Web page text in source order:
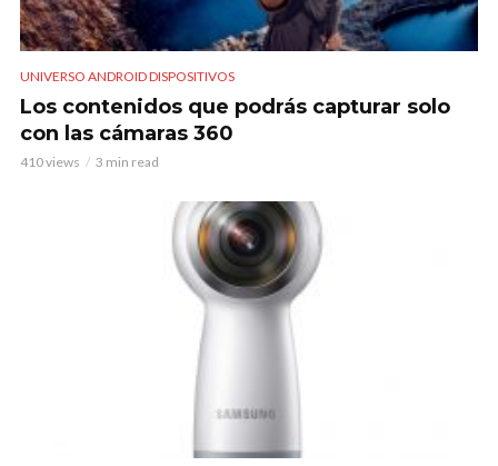
UNIVERSO ANDROID DISPOSITIVOS
Los contenidos que podrás capturar solo
con las cámaras 360
410 views 3 min read